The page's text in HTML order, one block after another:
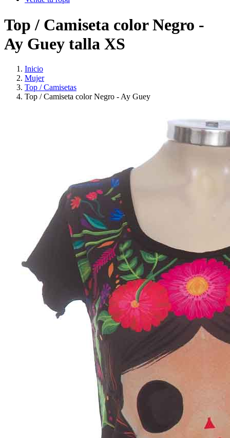
Top / Camiseta color Negro -
Ay Guey talla XS
Inicio
Mujer
Top / Camisetas
Top / Camiseta color Negro - Ay Guey